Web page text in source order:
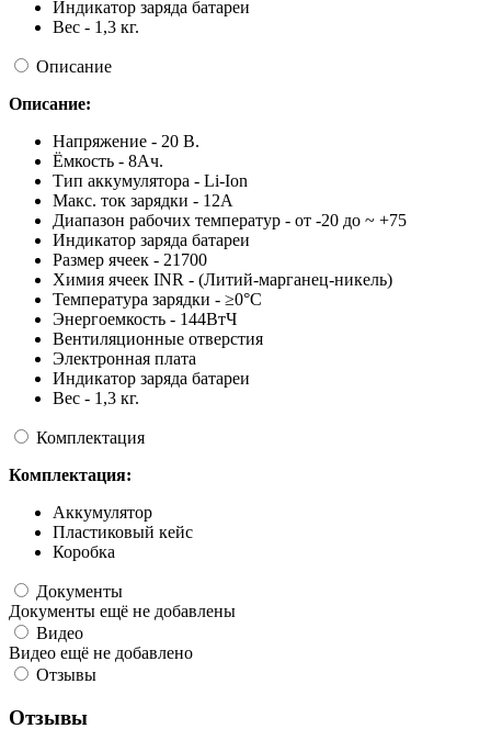
Индикатор заряда батареи
Вес - 1,3 кг.
Описание
Описание:
Напряжение - 20 В.
Ёмкость - 8Ач.
Тип аккумулятора - Li-Ion
Макс. ток зарядки - 12А
Диапазон рабочих температур - от -20 до ~ +75
Индикатор заряда батареи
Размер ячеек - 21700
Химия ячеек INR - (Литий-марганец-никель)
Температура зарядки - ≥0°С
Энергоемкость - 144ВтЧ
Вентиляционные отверстия
Электронная плата
Индикатор заряда батареи
Вес - 1,3 кг.
Комплектация
Комплектация:
Аккумулятор
Пластиковый кейс
Коробка
Документы
Документы ещё не добавлены
Видео
Видео ещё не добавлено
Отзывы
Отзывы